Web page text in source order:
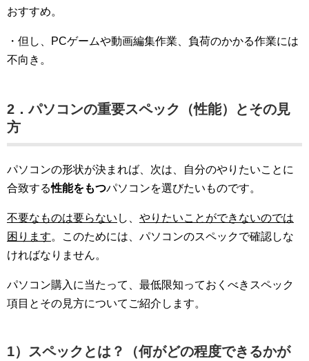
おすすめ。
・但し、PCゲームや動画編集作業、負荷のかかる作業には
不向き。
2．パソコンの重要スペック（性能）とその見
方
パソコンの形状が決まれば、次は、自分のやりたいことに
合致する性能をもつパソコンを選びたいものです。
不要なものは要らない し、 やりたいことができないのでは
困ります。このためには、パソコンのスペックで確認しな
ければなりません。
パソコン購入に当たって、最低限知っておくべきスペック
項目とその見方についてご紹介します。
1）スペックとは？（何がどの程度できるかが